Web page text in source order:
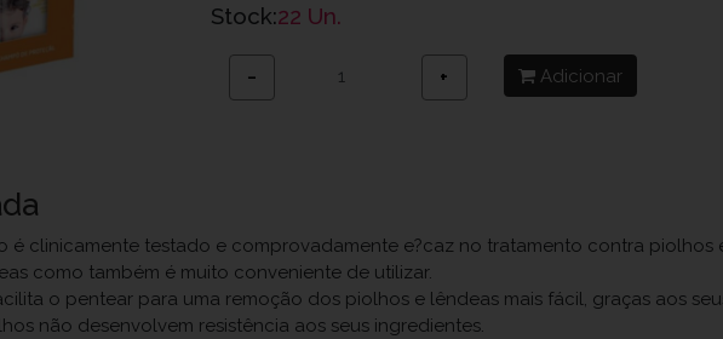
Stock:22 Un.
− + Adicionar
é clinicamente testado e comprovadamente e?caz no tratamento contra
como também é muito conveniente de utilizar.
o pentear para uma remoção dos piolhos e lêndeas mais fácil, graças aos
não desenvolvem resistência aos seus ingredientes.